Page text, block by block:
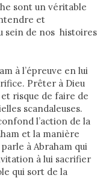
sont un véritable
et
sein de nos histoires
à l’épreuve en lui
Prêter à Dieu
risque de faire de
scandaleuses.
l’action de la
et la manière
à Abraham qui
à lui sacrifier
qui sort de la